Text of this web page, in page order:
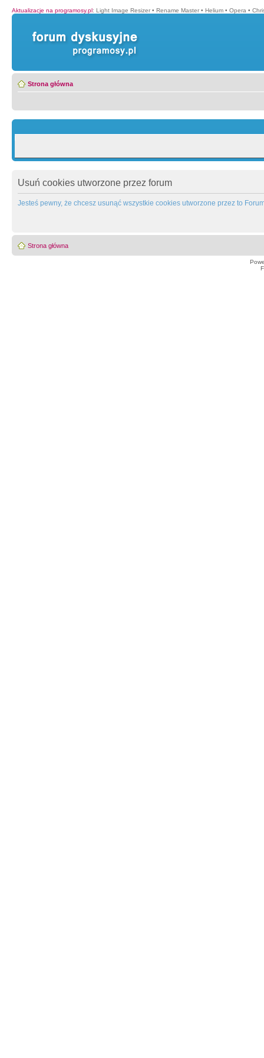
Aktualizacje na programosy.pl: Light Image Resizer • Rename Master • Helium • Opera •
Strona główna
Usuń cookies utworzone przez forum
Jesteś pewny, że chcesz usunąć wszystkie cookies utworzone przez to
Strona główna